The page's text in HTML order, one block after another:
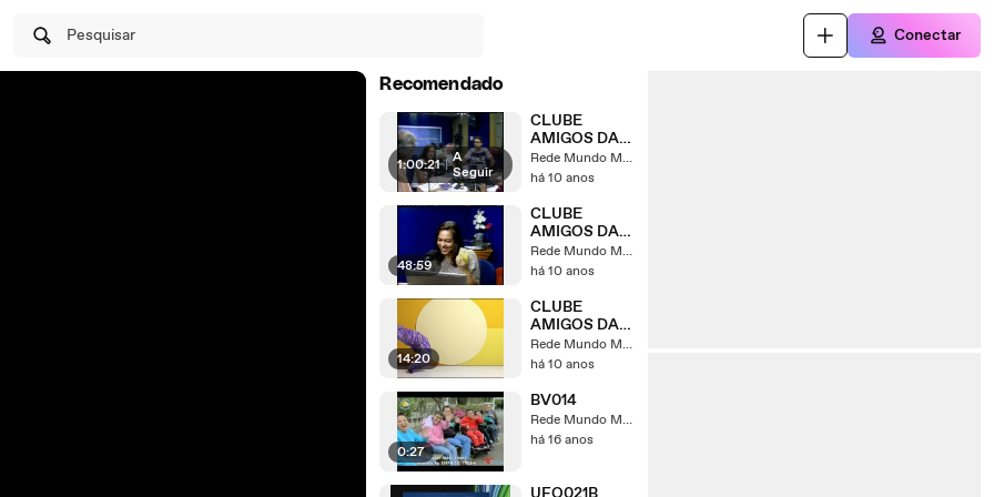
Pesquisar Conectar
Recomendado
1:00:21 | A
Seguir
CLUBE
AMIGOS DA
BOA NOVA
04
Rede Mundo Maior
há 10 anos
48:59
CLUBE
AMIGOS DA
BOA NOVA 1Rede Mundo Maior
há 10 anos
14:20
CLUBE
AMIGOS DA
BOA NOVA 2Rede Mundo Maior
há 10 anos
0:27
BV014
Rede Mundo Maior
há 16 anos